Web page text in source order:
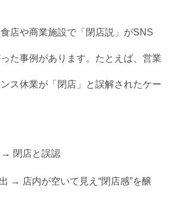
店や商業施設で「閉店説」がSNS
た事例があります。たとえば、営業
ス休業が「閉店」と誤解されたケー
→ 閉店と誤認
→ 店内が空いて見え“閉店感”を醸